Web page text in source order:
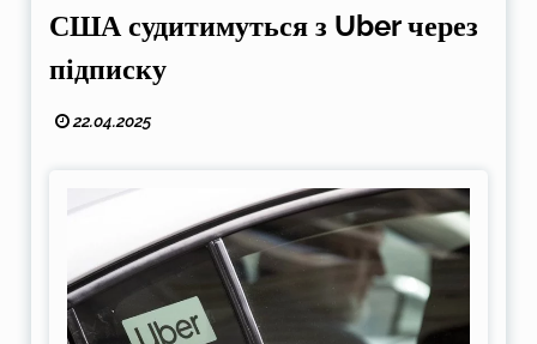
США судитимуться з Uber через
підписку
22.04.2025